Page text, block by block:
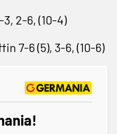
2-6, (10-4)
7-6 (5), 3-6, (10-6)